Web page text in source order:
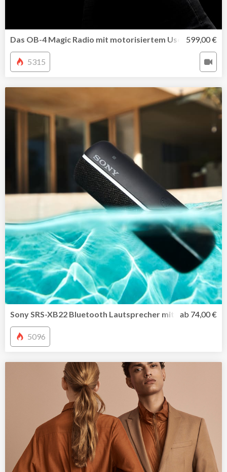
Das OB-4 Magic Radio mit motorisiertem User Interface
599,00 €
5315
Sony SRS-XB22 Bluetooth Lautsprecher mit farbiger
ab 74,00 €
5096